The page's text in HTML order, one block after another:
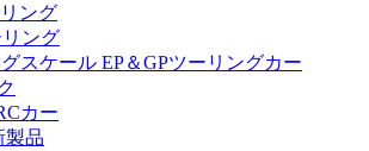
ング
ング
スケール EP＆GPツーリングカー
カー
製品